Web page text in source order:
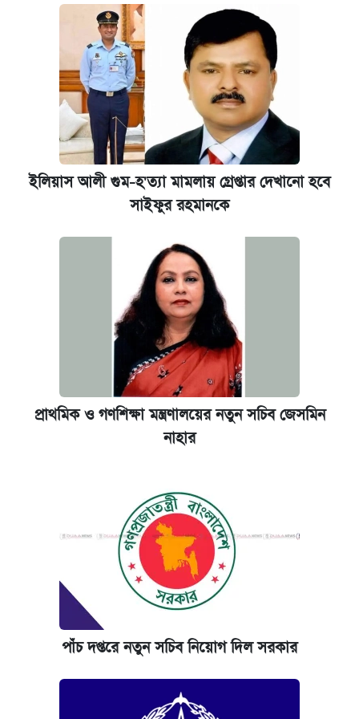
ইলিয়াস আলী গুম-হ'ত্যা মামলায় গ্রেপ্তার দেখানো হবে
সাইফুর রহমানকে
প্রাথমিক ও গণশিক্ষা মন্ত্রণালয়ের নতুন সচিব জেসমিন
নাহার
পাঁচ দপ্তরে নতুন সচিব নিয়োগ দিল সরকার